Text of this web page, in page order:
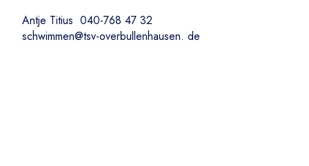
Antje Titius 040-768 47 32
schwimmen@tsv-overbullenhausen. de